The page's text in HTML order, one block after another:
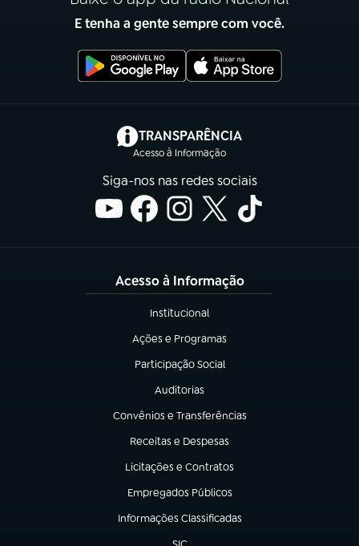
E tenha a gente sempre com você.
TRANSPARÊNCIA
Acesso à Informação
(abre em nova aba)
Siga-nos nas redes sociais
Acesso à Informação
Institucional
(abre em nova aba)
Ações e Programas
(abre em nova aba)
Participação Social
(abre em nova aba)
Auditorias
(abre em nova aba)
Convênios e Transferências
(abre em nova aba)
Receitas e Despesas
(abre em nova aba)
Licitações e Contratos
(abre em nova aba)
Empregados Públicos
(abre em nova aba)
Informações Classificadas
(abre em nova aba)